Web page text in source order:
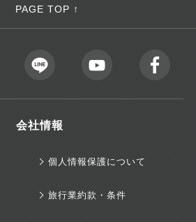
PAGE TOP ↑
会社情報
個人情報保護について
旅行業約款・条件